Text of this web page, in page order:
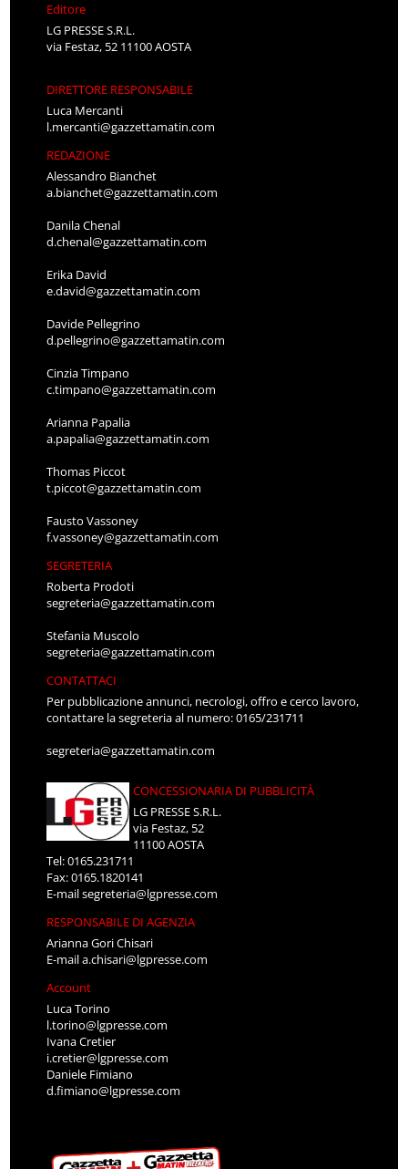
Editore
LG PRESSE S.R.L.
via Festaz, 52 11100 AOSTA
DIRETTORE RESPONSABILE
Luca Mercanti
l.mercanti@gazzettamatin.com
REDAZIONE
Alessandro Bianchet
a.bianchet@gazzettamatin.com
Danila Chenal
d.chenal@gazzettamatin.com
Erika David
e.david@gazzettamatin.com
Davide Pellegrino
d.pellegrino@gazzettamatin.com
Cinzia Timpano
c.timpano@gazzettamatin.com
Arianna Papalia
a.papalia@gazzettamatin.com
Thomas Piccot
t.piccot@gazzettamatin.com
Fausto Vassoney
f.vassoney@gazzettamatin.com
SEGRETERIA
Roberta Prodoti
segreteria@gazzettamatin.com
Stefania Muscolo
segreteria@gazzettamatin.com
CONTATTACI
Per pubblicazione annunci, necrologi, offro e cerco lavoro,
contattare la segreteria al numero: 0165/231711
segreteria@gazzettamatin.com
CONCESSIONARIA DI PUBBLICITÀ
LG PRESSE S.R.L.
via Festaz, 52
11100 AOSTA
Tel: 0165.231711
Fax: 0165.1820141
E-mailsegreteria@lgpresse.com
RESPONSABILE DI AGENZIA
Arianna Gori Chisari
E-maila.chisari@lgpresse.com
Account
Luca Torino
l.torino@lgpresse.com
Ivana Cretier
i.cretier@lgpresse.com
Daniele Fimiano
d.fimiano@lgpresse.com